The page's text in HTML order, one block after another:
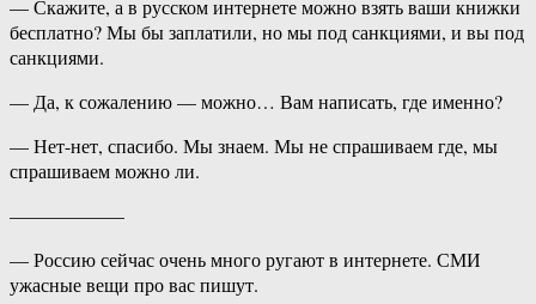
— Скажите, а в русском интернете можно взять ваши книжки
бесплатно? Мы бы заплатили, но мы под санкциями, и вы под
санкциями.
— Да, к сожалению — можно… Вам написать, где именно?
— Нет-нет, спасибо. Мы знаем. Мы не спрашиваем где, мы
спрашиваем можно ли.
——————
— Россию сейчас очень много ругают в интернете. СМИ
ужасные вещи про вас пишут.